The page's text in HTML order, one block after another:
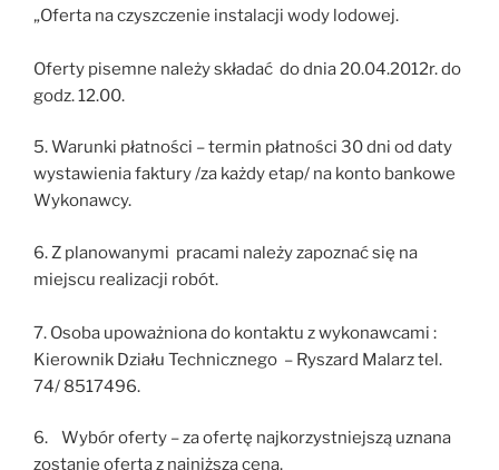
„Oferta na czyszczenie instalacji wody lodowej.
Oferty pisemne należy składać do dnia 20.04.2012r. do
godz. 12.00.
5. Warunki płatności – termin płatności 30 dni od daty
wystawienia faktury /za każdy etap/ na konto bankowe
Wykonawcy.
6. Z planowanymi pracami należy zapoznać się na
miejscu realizacji robót.
7. Osoba upoważniona do kontaktu z wykonawcami :
Kierownik Działu Technicznego – Ryszard Malarz tel.
74/ 8517496.
6. Wybór oferty – za ofertę najkorzystniejszą uznana
zostanie oferta z najniższą ceną.